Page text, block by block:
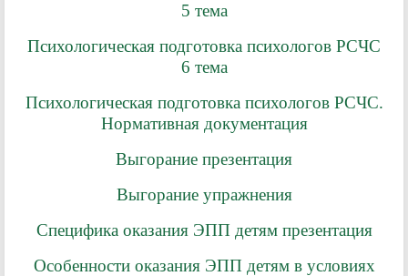
5 тема
Психологическая подготовка психологов РСЧС
6 тема
Психологическая подготовка психологов РСЧС.
Нормативная документация
Выгорание презентация
Выгорание упражнения
Специфика оказания ЭПП детям презентация
Особенности оказания ЭПП детям в условиях